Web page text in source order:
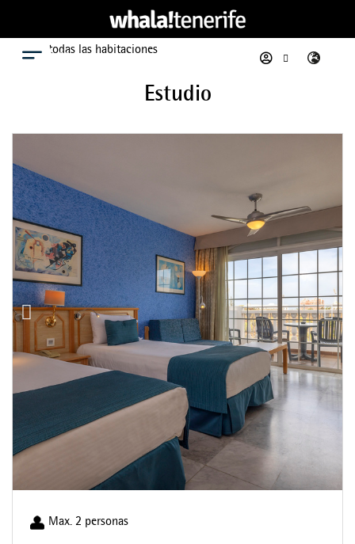
Menú
Ver todas las habitaciones
Estudio
Max. 2 personas